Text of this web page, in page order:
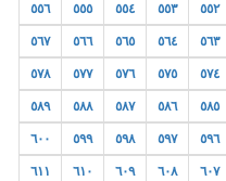
٥٥٢ ٥٥٣ ٥٥٤ ٥٥٥ ٥٥٦
٥٦٣ ٥٦٤ ٥٦٥ ٥٦٦ ٥٦٧
٥٧٤ ٥٧٥ ٥٧٦ ٥٧٧ ٥٧٨
٥٨٥ ٥٨٦ ٥٨٧ ٥٨٨ ٥٨٩
٥٩٦ ٥٩٧ ٥٩٨ ٥٩٩ ٦٠٠
٦٠٧ ٦٠٨ ٦٠٩ ٦١٠ ٦١١